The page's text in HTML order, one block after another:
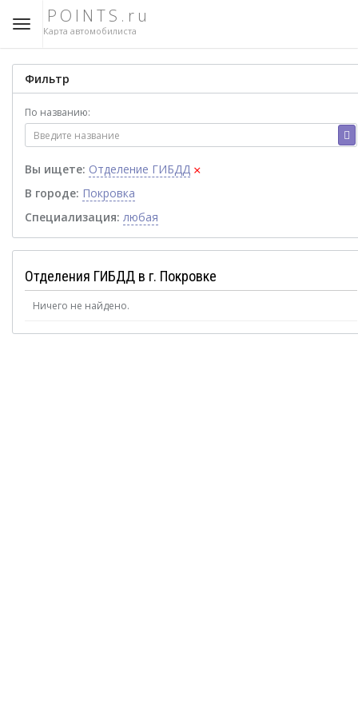
POINTS.ru
Карта автомобилиста
Фильтр
По названию:
Вы ищете: Отделение ГИБДД ×
В городе: Покровка
Специализация: любая
Отделения ГИБДД в г. Покровке
Ничего не найдено.